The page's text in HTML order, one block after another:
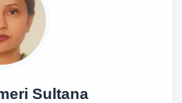
Sultana